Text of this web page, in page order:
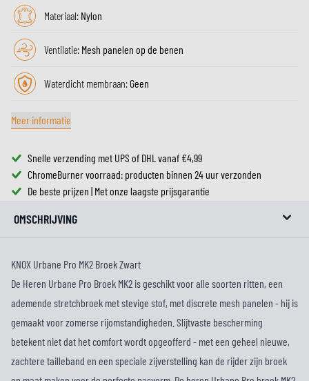
Materiaal: Nylon
Ventilatie: Mesh panelen op de benen
Waterdicht membraan:Geen
Meer informatie
Snelle verzending met UPS of DHL vanaf €4,99
ChromeBurner voorraad: producten binnen 24 uur verzonden
De beste prijzen | Met onze laagste prijsgarantie
OMSCHRIJVING
KNOX Urbane Pro MK2 Broek Zwart
De Heren Urbane Pro Broek MK2 is geschikt voor alle soorten ritten, een
ademende stretchbroek met stevige stof, met discrete mesh panelen - hij is
gemaakt voor zomerse rijomstandigheden. Slijtvaste bescherming
betekent niet dat het comfort wordt opgeofferd - met een geheel nieuwe,
zachtere tailleband en een speciale zijverstelling kan de rijder zijn broek